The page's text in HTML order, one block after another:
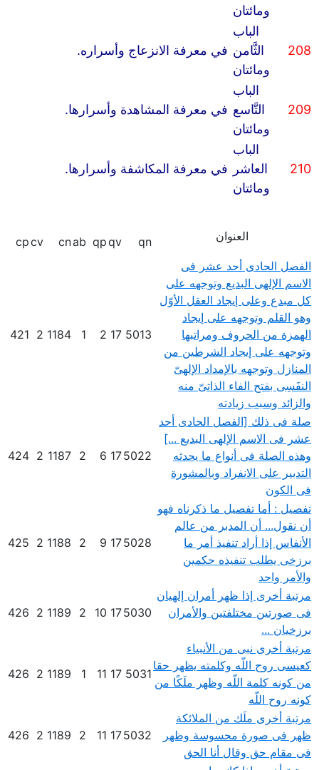
ومائتان
208
الباب
الثَّامن
ومائتان
في معرفة الانزعاج وأسراره.
209
الباب
التَّاسع
ومائتان
في معرفة المشاهدة وأسرارها.
210
الباب
العاشر
ومائتان
في معرفة المكاشفة وأسرارها.
العنوان qn
qv
qp
ab
cn
cv
cp
الفصل الحادى أحد عشر فى
الاسم الإلهى البديع وتوجهه على
كل مبدع وعلى إيجاد العقل الأوّل
وهو القلم وتوجهه على إيجاد
الهمزة من الحروف ومراتبها
وتوجهه على إيجاد الشرطين من
المنازل وتوجهه بالإمداد الإلهىّ
النفَسِى بفتح الفاء الذاتىّ منه
والزائد وسبب زيادته
5013
17
2
1
1184
2
421
صلة فى ذلك [الفصل الحادى أحد
عشر فى الاسم الإلهى البديع ...]
وهذه الصلة فى أنواع ما يحدثه
التدبير على الانفراد وبالمشورة
فى الكون
5022
17
6
2
1187
2
424
تفصيل : أما تفصيل ما ذكرناه فهو
أن نقول... أن المدبر من عالم
الأنفاس إذا أراد تنفيذ أمر ما
برزخى يطلب تنفيذه حكمين
والأمر واحد
5028
17
9
2
1188
2
425
مرتبة أخرى إذا ظهر أمران إلهيان
فى صورتين مختلفتين والأمران
برزخيان ...
5030
17
10
2
1189
2
426
مرتبة أخرى نبى من الأنبياء
كعيسى روح اللّه وكلمته يظهر حقا
من كونه كلمة اللّه وظهر ملَكًا من
كونه روح اللّه
5031
17
11
1
1189
2
426
مرتبة أخرى ملَك من الملائكة
ظهر فى صورة محسوسة وظهر
فى مقام حق وقال أنا الحق
5032
17
11
2
1189
2
426